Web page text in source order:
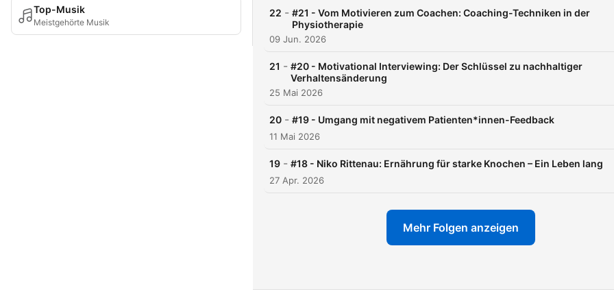
Top-Musik
Meistgehörte Musik
in einem Podcast. Schön,
22 - #21 - Vom Motivieren zum Coachen: Coaching-Techniken in der
Physiotherapie
09 Jun. 2026
21 - #20 - Motivational Interviewing: Der Schlüssel zu nachhaltiger
Verhaltensänderung
25 Mai 2026
20 - #19 - Umgang mit negativem Patienten*innen-Feedback
11 Mai 2026
19 - #18 - Niko Rittenau: Ernährung für starke Knochen – Ein Leben lang
27 Apr. 2026
Mehr Folgen anzeigen